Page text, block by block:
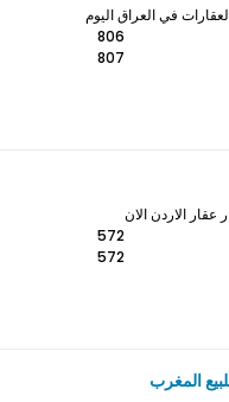
في العراق اليوم
806
807
الاردن الان
572
572
المغرب